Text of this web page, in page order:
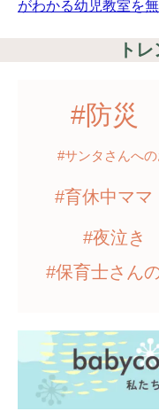
がわかる幼児教室を無
ト
#防災
#サンタさんへ
#育休中ママ
#夜泣き
#保育士さん